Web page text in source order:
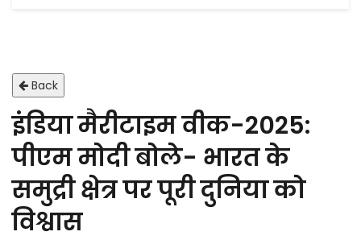
Back
इंडिया मैरीटाइम वीक-2025:
पीएम मोदी बोले- भारत के
समुद्री क्षेत्र पर पूरी दुनिया को
विश्वास